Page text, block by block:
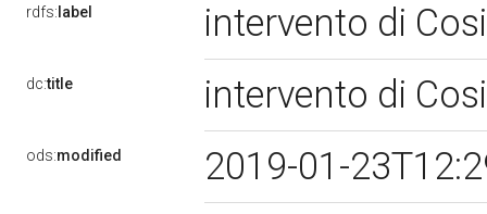
rdfs: label intervento di
dc:title intervento di
ods:modified 2019-01-